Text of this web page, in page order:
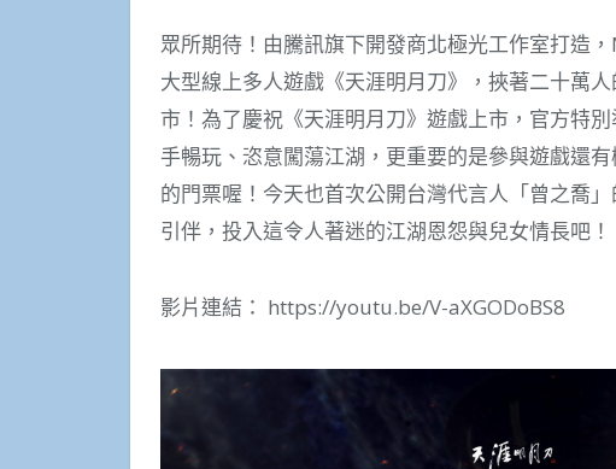
眾所期待！由騰訊旗下開發商北極光工作室打造
大型線上多人遊戲《天涯明月刀》，挾著二十萬
市！為了慶祝《天涯明月刀》遊戲上市，官方特
手暢玩、恣意闖蕩江湖，更重要的是參與遊戲還
的門票喔！今天也首次公開台灣代言人「曾之喬
引伴，投入這令人著迷的江湖恩怨與兒女情長吧！
影片連結： https://youtu.be/V-aXGODoBS8